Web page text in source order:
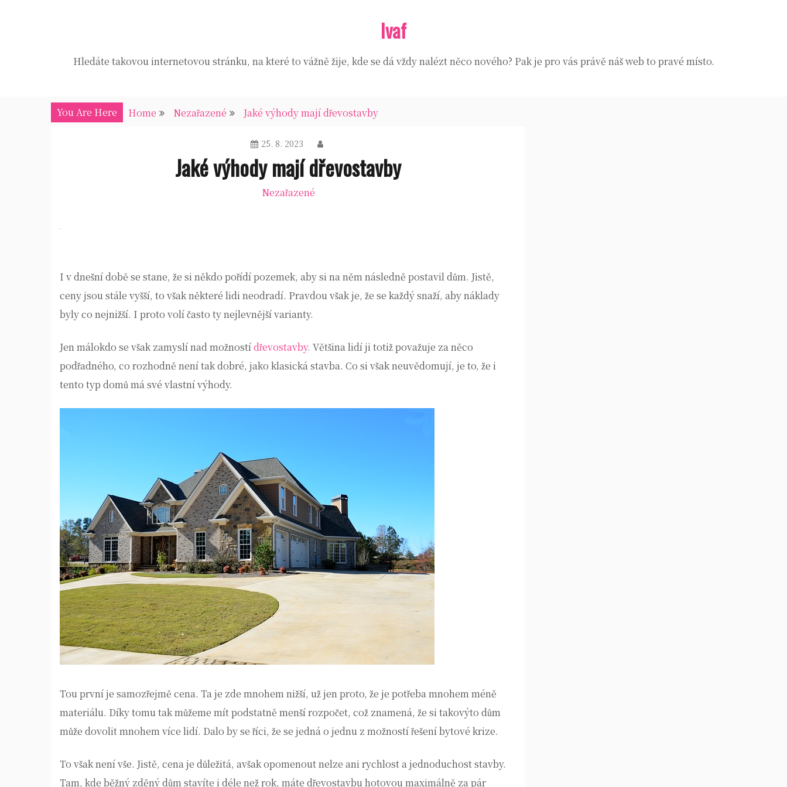
Ivaf
Hledáte takovou internetovou stránku, na které to vážně žije, kde se dá vždy nalézt něco nového? Pak je pro vás právě náš web to pravé místo.
You Are Here Home Nezařazené Jaké výhody mají dřevostavby
25. 8. 2023
Jaké výhody mají dřevostavby
Nezařazené
I v dnešní době se stane, že si někdo pořídí pozemek, aby si na něm následně postavil dům. Jistě,
ceny jsou stále vyšší, to však některé lidi neodradí. Pravdou však je, že se každý snaží, aby náklady
byly co nejnižší. I proto volí často ty nejlevnější varianty.
Jen málokdo se však zamyslí nad možnostídřevostavby. Většina lidí ji totiž považuje za něco
podřadného, co rozhodně není tak dobré, jako klasická stavba. Co si však neuvědomují, je to, že i
tento typ domů má své vlastní výhody.
Tou první je samozřejmě cena. Ta je zde mnohem nižší, už jen proto, že je potřeba mnohem méně
materiálu. Díky tomu tak můžeme mít podstatně menší rozpočet, což znamená, že si takovýto dům
může dovolit mnohem více lidí. Dalo by se říci, že se jedná o jednu z možností řešení bytové krize.
To však není vše. Jistě, cena je důležitá, avšak opomenout nelze ani rychlost a jednoduchost stavby.
Tam, kde běžný zděný dům stavíte i déle než rok, máte dřevostavbu hotovou maximálně za pár